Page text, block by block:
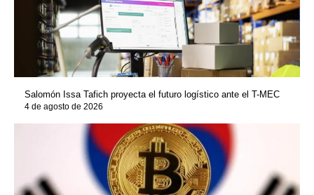
Salomón Issa Tafich proyecta el futuro logístico ante el T-MEC
4 de agosto de 2026